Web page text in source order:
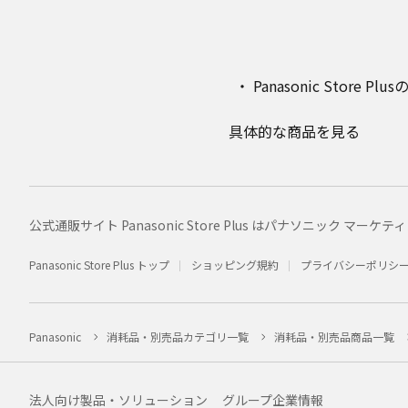
Panasonic Store Plus
具体的な商品を見る
公式通販サイト Panasonic Store Plus はパナソニック マーケテ
Panasonic Store Plus トップ ショッピング規約 プライバシーポリシー
Panasonic 消耗品・別売品カテゴリ一覧 消耗品・別売品商品一覧
法人向け製品・ソリューション グループ企業情報